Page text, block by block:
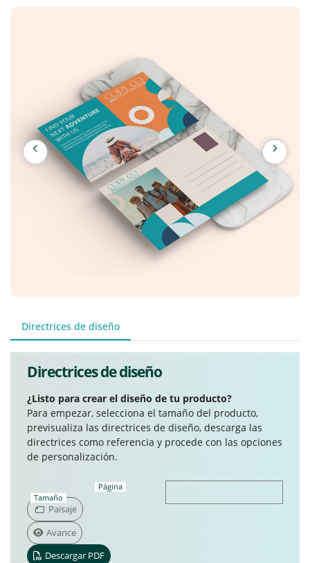
Directrices de diseño
Directrices de diseño
¿Listo para crear el diseño de tu producto?
Para empezar, selecciona el tamaño del producto,
previsualiza las directrices de diseño, descarga las
directrices como referencia y procede con las opciones
de personalización.
Tamaño
Página
Paisaje
Avance
Descargar PDF